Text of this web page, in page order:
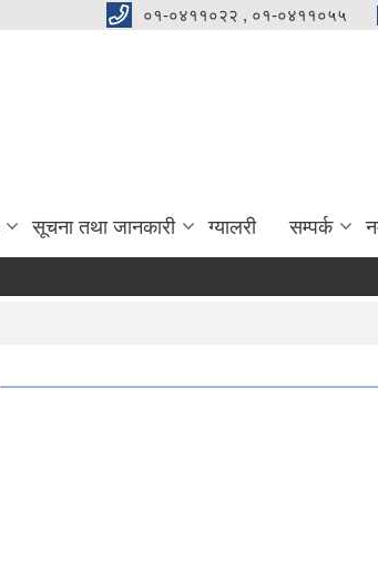
०१-०४११०२२ , ०१-०४११०५५
सूचना तथा जानकारी ग्यालरी सम्पर्क